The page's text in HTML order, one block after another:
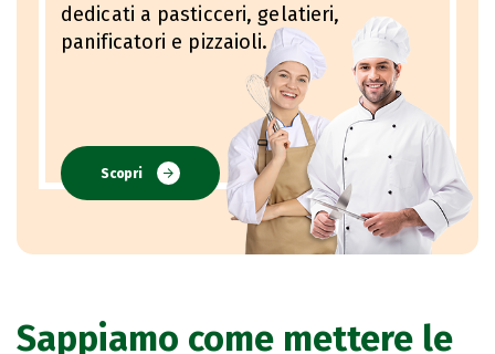
dedicati a pasticceri, gelatieri,
panificatori e pizzaioli.
Scopri
Sappiamo come mettere le